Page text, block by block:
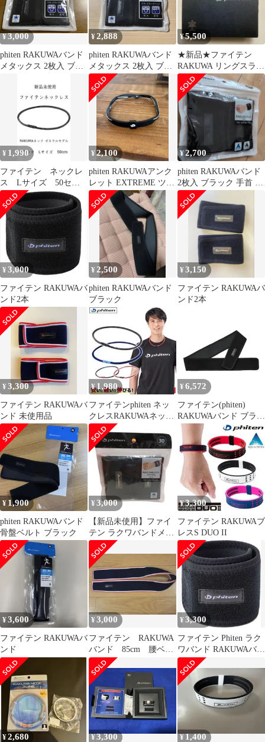
スポーツシーン パフォ
トレーニング 日常ケア
¥3,000
phiten RAKUWAバンド
メタックス 2枚入 ブラ
¥2,888
phiten RAKUWAバンド
メタックス 2枚入 ブラ
ック 30cm
¥5,500
★新品★ファイテン
RAKUWA リングスラッ
シュ
¥ 1,990
ファイテン ネックレ
ス Lサイズ 50セン
チ ファイテンネック
レス
¥2,100
phiten RAKUWAアンク
レット EXTREME ツイ
ストブラック２３cm
¥2,700
phiten RAKUWAバンド
2枚入 ブラック 手首 足
首
¥3,000
ファイテン RAKUWAバ
ンド2本
¥ 2,500
phiten RAKUWAバンド
ブラック
¥3,150
ファイテン RAKUWAバ
ンド2本
¥3,300
ファイテン RAKUWAバ
ンド 未使用品
¥ 1,980
ファイテンphiten ネッ
クレスRAKUWAネック
ゼネラルモデル ブラ
ック
¥ 6,572
ファイテン(phiten)
RAKUWAバンド ブラッ
ク 95cm スポーツベル
¥ 1,900
phiten RAKUWAバンド
骨盤ベルト ブラック
¥ 3,000
【新品未使用】ファイ
テン ラクワバンドメタ
ックス 2枚
¥3,300
ファイテン RAKUWAブ
レスS DUO II
¥3,600
ファイテン RAKUWAバ
ンド
¥3,000
ファイテン RAKUWA
バンド 85cm 腰ベル
ト
¥3,300
ファイテン Phiten ラク
ワバンド RAKUWAバン
ド 2枚入 メタックス ブ
ラック 30cm サポータ
ー 手首 足首 吸汗速乾
スポーツ デスクワーク
立ち仕事 家事 薄手
TB202000 ブラック
¥2,680 ¥3,300 ¥1,400